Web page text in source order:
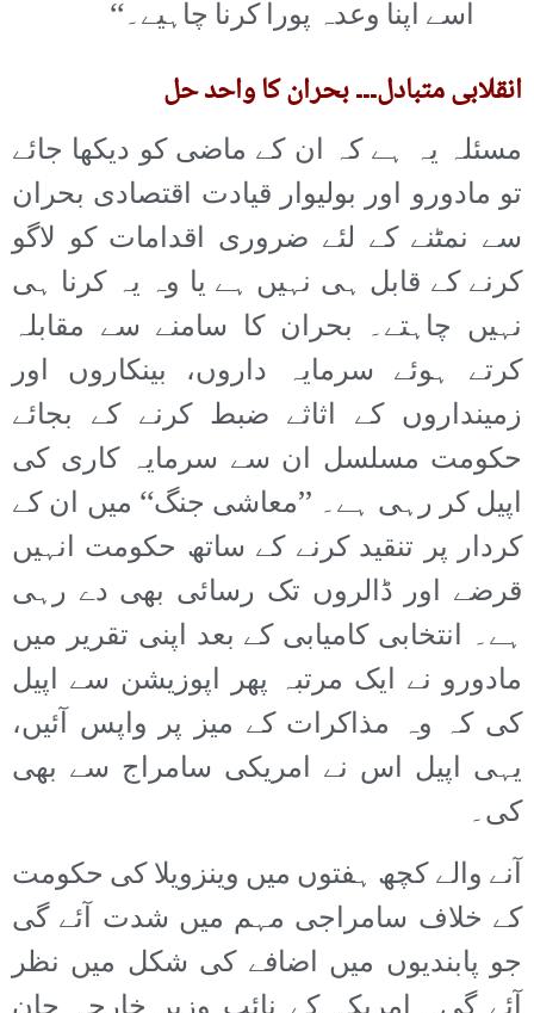
اسے اپنا وعدہ پورا کرنا چاہیے۔‘‘
انقلابی متبادل۔۔۔ بحران کا واحد حل
مسئلہ یہ ہے کہ ان کے ماضی کو دیکھا جائے
تو مادورو اور بولیوار قیادت اقتصادی بحران
سے نمٹنے کے لئے ضروری اقدامات کو لاگو
کرنے کے قابل ہی نہیں ہے یا وہ یہ کرنا ہی
نہیں چاہتے۔ بحران کا سامنے سے مقابلہ
کرتے ہوئے سرمایہ داروں، بینکاروں اور
زمینداروں کے اثاثے ضبط کرنے کے بجائے
حکومت مسلسل ان سے سرمایہ کاری کی
اپیل کر رہی ہے۔ ’’معاشی جنگ‘‘ میں ان کے
کردار پر تنقید کرنے کے ساتھ حکومت انہیں
قرضے اور ڈالروں تک رسائی بھی دے رہی
ہے۔ انتخابی کامیابی کے بعد اپنی تقریر میں
مادورو نے ایک مرتبہ پھر اپوزیشن سے اپیل
کی کہ وہ مذاکرات کے میز پر واپس آئیں،
یہی اپیل اس نے امریکی سامراج سے بھی
کی۔
آنے والے کچھ ہفتوں میں وینزویلا کی حکومت
کے خلاف سامراجی مہم میں شدت آئے گی
جو پابندیوں میں اضافے کی شکل میں نظر